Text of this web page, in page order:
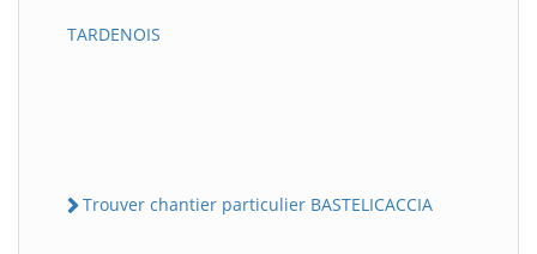
TARDENOIS
Trouver chantier particulier BASTELICACCIA